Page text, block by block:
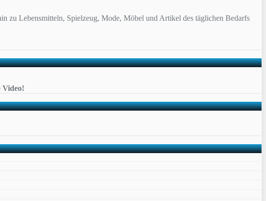
zu Lebensmitteln, Spielzeug, Mode, Möbel und Artikel des täglichen Bedarfs
Video!